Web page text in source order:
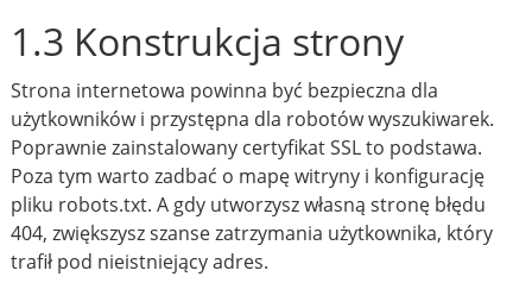
1.3 Konstrukcja strony
Strona internetowa powinna być bezpieczna dla
użytkowników i przystępna dla robotów wyszukiwarek.
Poprawnie zainstalowany certyfikat SSL to podstawa.
Poza tym warto zadbać o mapę witryny i konfigurację
pliku robots.txt. A gdy utworzysz własną stronę błędu
404, zwiększysz szanse zatrzymania użytkownika, który
trafił pod nieistniejący adres.